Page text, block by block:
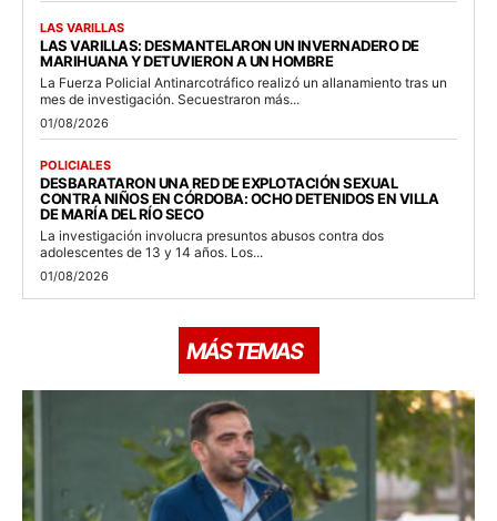
LAS VARILLAS
LAS VARILLAS: DESMANTELARON UN INVERNADERO DE
MARIHUANA Y DETUVIERON A UN HOMBRE
La Fuerza Policial Antinarcotráfico realizó un allanamiento tras un
mes de investigación. Secuestraron más...
01/08/2026
POLICIALES
DESBARATARON UNA RED DE EXPLOTACIÓN SEXUAL
CONTRA NIÑOS EN CÓRDOBA: OCHO DETENIDOS EN VILLA
DE MARÍA DEL RÍO SECO
La investigación involucra presuntos abusos contra dos
adolescentes de 13 y 14 años. Los...
01/08/2026
MÁS TEMAS